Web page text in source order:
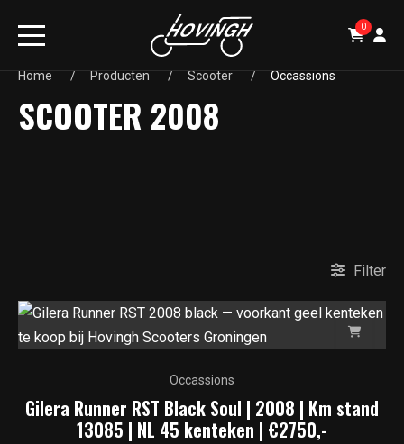
0
Home Producten Scooter Occassions
SCOOTER 2008
Filter
Occassions
Gilera Runner RST Black Soul | 2008 | Km stand
13085 | NL 45 kenteken | €2750,-